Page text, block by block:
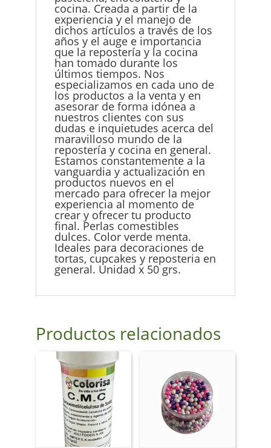
cocina. Creada a partir de la
experiencia y el manejo de
dichos artículos a través de los
años y el auge e importancia
que la repostería y la cocina
han tomado durante los
últimos tiempos. Nos
especializamos en cada uno de
los productos a la venta y en
asesorar de forma idónea a
nuestros clientes con sus
dudas e inquietudes acerca del
maravilloso mundo de la
repostería y cocina en general.
Estamos constantemente a la
vanguardia y actualización en
productos nuevos en el
mercado para ofrecer la mejor
experiencia al momento de
crear y ofrecer tu producto
final. Perlas comestibles
dulces. Color verde menta.
Ideales para decoraciones de
tortas, cupcakes y reposteria en
general. Unidad x 50 grs.
Productos relacionados